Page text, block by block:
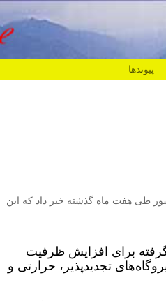
پیوندها
۱۵۰۰ مگاوات به شبکه برق کشور طی هفت ماه گذشته خبر داد که این
برای افزایش ظرفیت
از نیروگاه‌های تجدیدپذیر، حرارتی و